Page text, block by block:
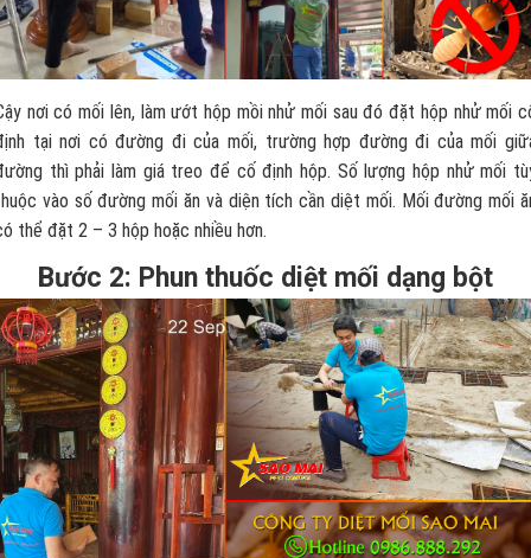
nơi có mối lên, làm ướt hộp mồi nhử mối sau đó đặt hộp nhử mối
tại nơi có đường đi của mối, trường hợp đường đi của mối
thì phải làm giá treo để cố định hộp. Số lượng hộp nhử mối
vào số đường mối ăn và diện tích cần diệt mối. Mối đường mối
thể đặt 2 – 3 hộp hoặc nhiều hơn.
Bước 2: Phun thuốc diệt mối dạng bột